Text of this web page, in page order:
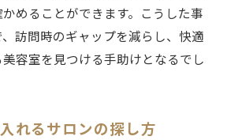
めることができます。こうした事
訪問時のギャップを減らし、快適
容室を見つける手助けとなるでし
れるサロンの探し方